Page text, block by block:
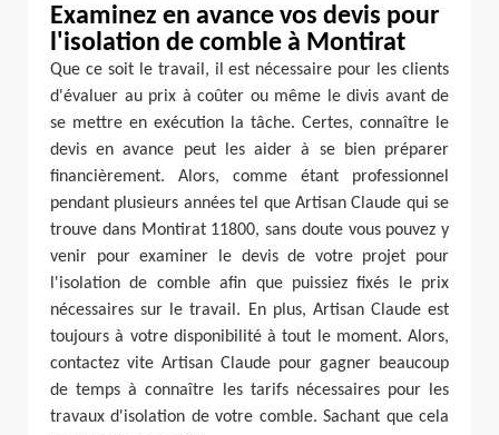
Examinez en avance vos devis pour
l'isolation de comble à Montirat
Que ce soit le travail, il est nécessaire pour les clients
d'évaluer au prix à coûter ou même le divis avant de
se mettre en exécution la tâche. Certes, connaître le
devis en avance peut les aider à se bien préparer
financièrement. Alors, comme étant professionnel
pendant plusieurs années tel que Artisan Claude qui se
trouve dans Montirat 11800, sans doute vous pouvez y
venir pour examiner le devis de votre projet pour
l'isolation de comble afin que puissiez fixés le prix
nécessaires sur le travail. En plus, Artisan Claude est
toujours à votre disponibilité à tout le moment. Alors,
contactez vite Artisan Claude pour gagner beaucoup
de temps à connaître les tarifs nécessaires pour les
travaux d'isolation de votre comble. Sachant que cela